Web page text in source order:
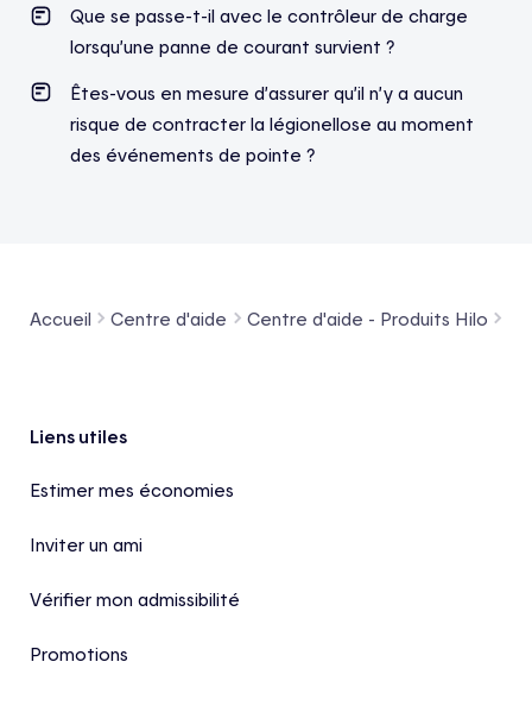
Que se passe-t-il avec le contrôleur de charge
lorsqu’une panne de courant survient ?
Êtes-vous en mesure d’assurer qu’il n’y a aucun
risque de contracter la légionellose au moment
des événements de pointe ?
Accueil Centre d'aide Centre d'aide - Produits Hilo
Pied de page
Liens utiles
Estimer mes économies
Inviter un ami
Vérifier mon admissibilité
Promotions